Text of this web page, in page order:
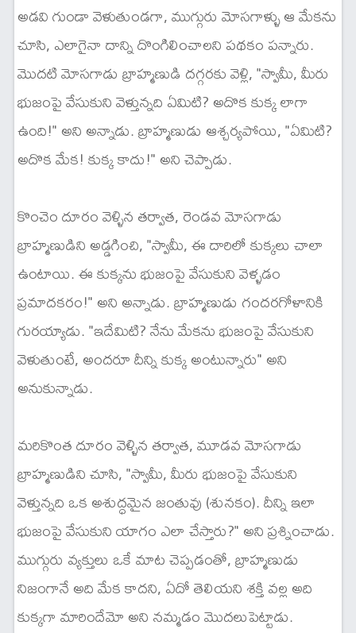
అడవి గుండా వెళుతుండగా, ముగ్గురు మోసగాళ్ళు ఆ మేకను
చూసి, ఎలాగైనా దాన్ని దొంగిలించాలని పథకం పన్నారు.
మొదటి మోసగాడు బ్రాహ్మణుడి దగ్గరకు వెళ్లి, "స్వామీ, మీరు
భుజంపై వేసుకుని వెళ్తున్నది ఏమిటి? అదొక కుక్క లాగా
ఉంది!" అని అన్నాడు. బ్రాహ్మణుడు ఆశ్చర్యపోయి, "ఏమిటి?
అదొక మేక! కుక్క కాదు!" అని చెప్పాడు.
కొంచెం దూరం వెళ్ళిన తర్వాత, రెండవ మోసగాడు
బ్రాహ్మణుడిని అడ్డగించి, "స్వామీ, ఈ దారిలో కుక్కలు చాలా
ఉంటాయి. ఈ కుక్కను భుజంపై వేసుకుని వెళ్ళడం
ప్రమాదకరం!" అని అన్నాడు. బ్రాహ్మణుడు గందరగోళానికి
గురయ్యాడు. "ఇదేమిటి? నేను మేకను భుజంపై వేసుకుని
వెళుతుంటే, అందరూ దీన్ని కుక్క అంటున్నారు" అని
అనుకున్నాడు.
మరికొంత దూరం వెళ్ళిన తర్వాత, మూడవ మోసగాడు
బ్రాహ్మణుడిని చూసి, "స్వామీ, మీరు భుజంపై వేసుకుని
వెళ్తున్నది ఒక అశుద్ధమైన జంతువు (శునకం). దీన్ని ఇలా
భుజంపై వేసుకుని యాగం ఎలా చేస్తారు?" అని ప్రశ్నించాడు.
ముగ్గురు వ్యక్తులు ఒకే మాట చెప్పడంతో, బ్రాహ్మణుడు
నిజంగానే అది మేక కాదని, ఏదో తెలియని శక్తి వల్ల అది
కుక్కగా మారిందేమో అని నమ్మడం మొదలుపెట్టాడు.